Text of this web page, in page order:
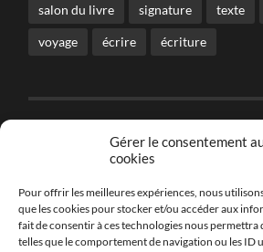
Gérer le consentement
cookies
Pour offrir les meilleures expériences, nous
que les cookies pour stocker et/ou accéder aux
fait de consentir à ces technologies nous permettra
telles que le comportement de navigation ou les ID
salon du livre signature texte
voyage écrire écriture
CONTENU TOUS DROITS
© Marie Havard - Les Cris dans les
051 009 00037